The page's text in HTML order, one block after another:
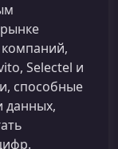
компаний,
Selectel и
способные
данных,